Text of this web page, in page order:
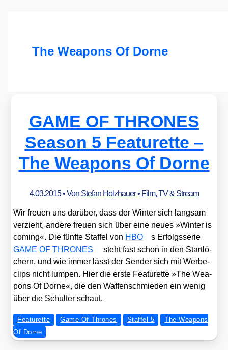
The Weapons Of Dorne
GAME OF THRONES
Season 5 Featurette –
The Weapons Of Dorne
4.03.2015• Von Stefan Holzhauer• Film, TV & Stream
Wir freu­en uns dar­über, dass der Win­ter sich lang­sam
ver­zieht, ande­re freu­en sich über eine neu­es »Win­ter is
coming«. Die fünf­te Staf­fel von HBO
s Erfolgs­se­rie
GAME OF THRONES
steht fast schon in den Start­lö­
chern, und wie immer lässt der Sen­der sich mit Wer­be­
clips nicht lum­pen. Hier die ers­te Fea­tur­et­te »The Wea­
pons Of Dor­ne«, die den Waf­fen­schmie­den ein wenig
über die Schul­ter schaut.
Featurette Game Of Thrones Staffel 5
The Weapons
Of Dorne